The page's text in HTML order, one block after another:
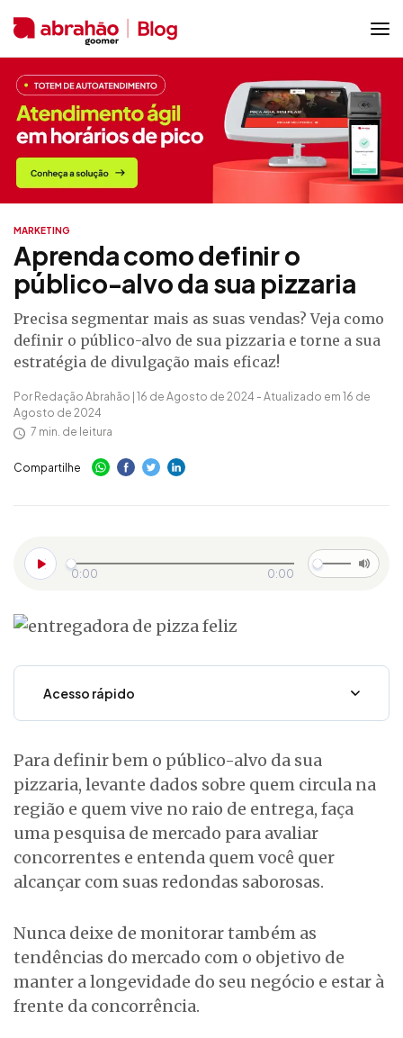
MARKETING
Aprenda como definir o
público-alvo da sua pizzaria
Precisa segmentar mais as suas vendas? Veja como
definir o público-alvo de sua pizzaria e torne a sua
estratégia de divulgação mais eficaz!
Por Redação Abrahão | 16 de Agosto de 2024 - Atualizado em 16 de
Agosto de 2024
7 min. de leitura
Compartilhe
0:00 0:00
Acesso rápido
Para definir bem o público-alvo da sua
pizzaria, levante dados sobre quem circula na
região e quem vive no raio de entrega, faça
uma pesquisa de mercado para avaliar
concorrentes e entenda quem você quer
alcançar com suas redondas saborosas.
Nunca deixe de monitorar também as
tendências do mercado com o objetivo de
manter a longevidade do seu negócio e estar à
frente da concorrência.